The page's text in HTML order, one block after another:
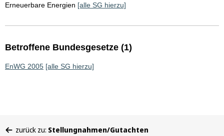
Erneuerbare Energien [alle SG hierzu]
Betroffene Bundesgesetze (1)
EnWG 2005 [alle SG hierzu]
zurück zu: Stellungnahmen/Gutachten